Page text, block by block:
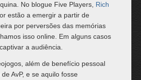
No blogue Five Players, Rich
estão a emergir a partir de
por perversões das memórias
isso online. Em alguns casos
a audiência.
além de benefício pessoal
de AvP, e se aquilo fosse